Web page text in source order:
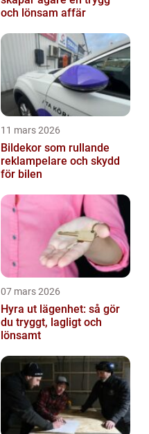
och lönsam affär
11 mars 2026
Bildekor som rullande
reklampelare och skydd
för bilen
07 mars 2026
Hyra ut lägenhet: så gör
du tryggt, lagligt och
lönsamt